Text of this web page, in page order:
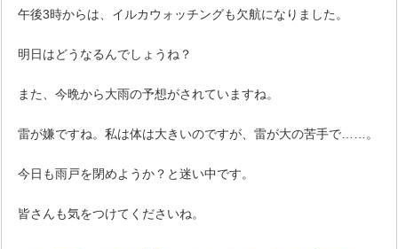
午後3時からは、イルカウォッチングも欠航になりました。
明日はどうなるんでしょうね？
また、今晩から大雨の予想がされていますね。
雷が嫌ですね。私は体は大きいのですが、雷が大の苦手で……。
今日も雨戸を閉めようか？と迷い中です。
皆さんも気をつけてくださいね。